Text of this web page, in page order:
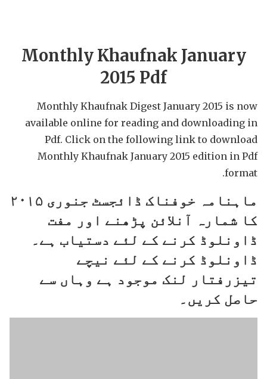
Monthly Khaufnak January
2015 Pdf
Monthly Khaufnak Digest January 2015 is now
available online for reading and downloading in
Pdf. Click on the following link to download
Monthly Khaufnak January 2015 edition in Pdf
format.
ماہنامہ خوفناک ڈائجسٹ جنوری ۲۰۱۵
کا شمارہ آنلائن پڑھنے اور مفت
ڈاونلوڈ کرنے کے لئے دستیاب ہے۔
ڈاونلوڈ کرنے کے لئے نیچے
تیزرفتار لنک موجود ہے وہاں سے
حاصل کریں۔